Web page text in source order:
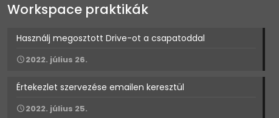
Workspace praktikák
Használj megosztott Drive-ot a csapatoddal
2022. július 26.
Értekezlet szervezése emailen keresztül
2022. július 25.